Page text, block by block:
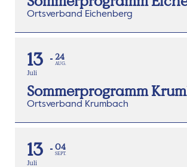
Ortsverband Eichenberg
13
Juli
24
AUG.
Sommerprogramm
Ortsverband Krumbach
13
Juli
04
SEPT.